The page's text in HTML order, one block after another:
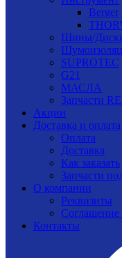
Berger
Шины/
SUPROTEC
G21
МАСЛА
Запчасти
Акции
Доставка и оплата
Оплата
Доставка
Как заказать
Запчасти
О компании
Реквизиты
Соглашение
Контакты